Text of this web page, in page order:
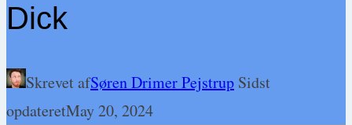
Dick
Skrevet afSøren Drimer Pejstrup Sidst
opdateretMay 20, 2024